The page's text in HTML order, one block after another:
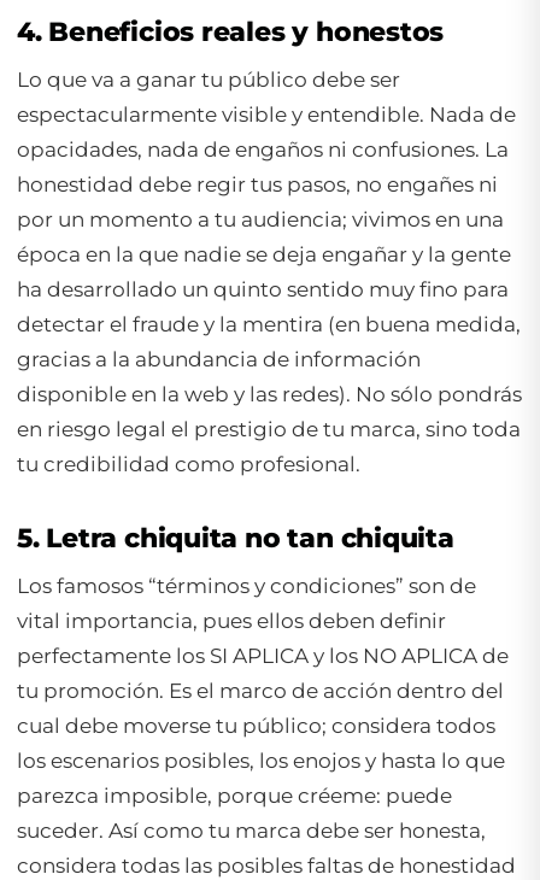
4. Beneficios reales y honestos
Lo que va a ganar tu público debe ser
espectacularmente visible y entendible. Nada de
opacidades, nada de engaños ni confusiones. La
honestidad debe regir tus pasos, no engañes ni
por un momento a tu audiencia; vivimos en una
época en la que nadie se deja engañar y la gente
ha desarrollado un quinto sentido muy fino para
detectar el fraude y la mentira (en buena medida,
gracias a la abundancia de información
disponible en la web y las redes). No sólo pondrás
en riesgo legal el prestigio de tu marca, sino toda
tu credibilidad como profesional.
5. Letra chiquita no tan chiquita
Los famosos “términos y condiciones” son de
vital importancia, pues ellos deben definir
perfectamente los SI APLICA y los NO APLICA de
tu promoción. Es el marco de acción dentro del
cual debe moverse tu público; considera todos
los escenarios posibles, los enojos y hasta lo que
parezca imposible, porque créeme: puede
suceder. Así como tu marca debe ser honesta,
considera todas las posibles faltas de honestidad